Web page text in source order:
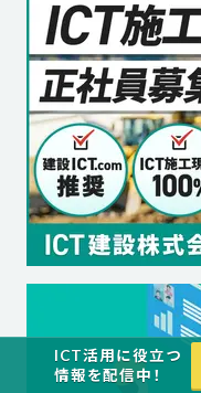
ICT活用に役立つ
情報を配信中！